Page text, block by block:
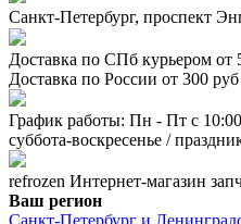
Санкт-Петербург, проспект
Доставка по СПб курьером от
Доставка по России от 300 руб
График работы: Пн - Пт с
суббота-воскресенье /
refrozen Интернет-магазин
Ваш регион